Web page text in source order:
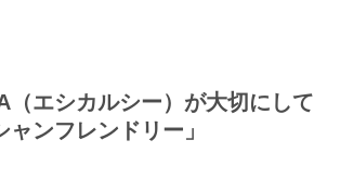
エシカルシー）が大切にして
ンフレンドリー」